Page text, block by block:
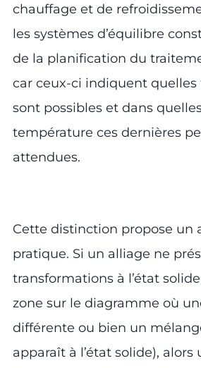
chauffage et de
les systèmes d’équilibre
de la planification du
car ceux-ci indiquent
sont possibles et dans
température ces dernières
attendues.
Cette distinction propose un
pratique. Si un alliage ne
transformations à l’état
zone sur le diagramme où
différente ou bien un
apparaît à l’état solide), alors